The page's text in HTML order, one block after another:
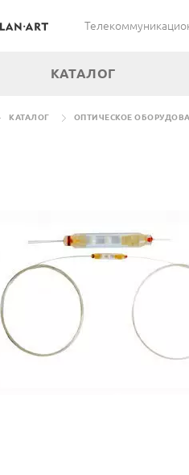
КАТАЛОГ
КАТАЛОГ ОПТИЧЕСКОЕ